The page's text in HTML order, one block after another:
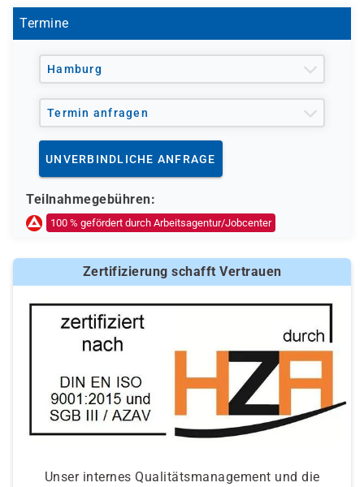
Termine
Hamburg
Termin anfragen
UNVERBINDLICHE ANFRAGE
Teilnahmegebühren:
100 % gefördert durch Arbeitsagentur/Jobcenter
Zertifizierung schafft Vertrauen
Unser internes Qualitätsmanagement und die